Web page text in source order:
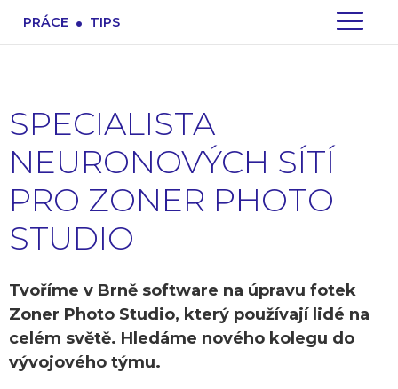
PRÁCE . TIPS
SPECIALISTA
NEURONOVÝCH SÍTÍ
PRO ZONER PHOTO
STUDIO
Tvoříme v Brně software na úpravu fotek
Zoner Photo Studio, který používají lidé na
celém světě. Hledáme nového kolegu do
vývojového týmu.